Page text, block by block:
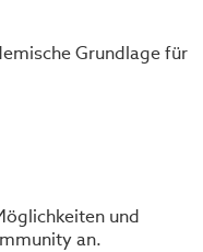
Grundlage für
und
an.